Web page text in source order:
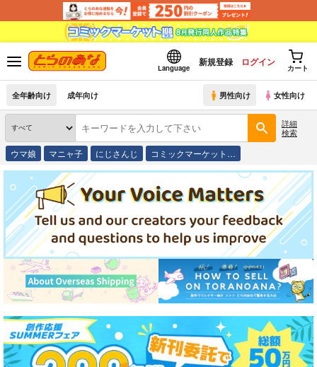
Language
新規登録 ログイン
カート
全年齢向け 成年向け 男性向け 女性向け
詳細
検索
ウマ娘 マニャ子 にじさんじ コミックマーケット…